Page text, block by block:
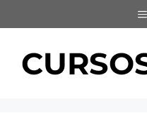
al
contenido